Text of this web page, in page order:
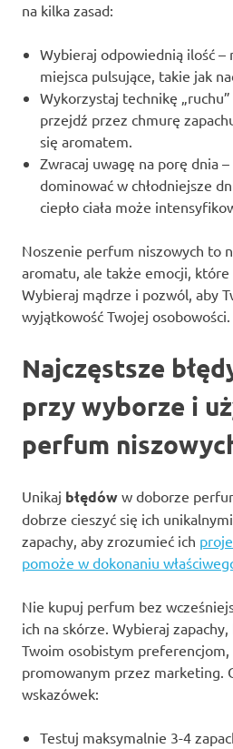
na kilka zasad:
Wybieraj odpowiednią ilość –
miejsca pulsujące, takie jak
Wykorzystaj technikę
przejdź przez chmurę
się aromatem.
Zwracaj uwagę na porę dnia
dominować w chłodniejsze
ciepło ciała może
Noszenie perfum niszowych to
aromatu, ale także emocji, które
Wybieraj mądrze i pozwól, aby
wyjątkowość Twojej osobowości.
Najczęstsze
przy wyborze i
perfum
Unikaj błędów w doborze
dobrze cieszyć się ich
zapachy, aby zrozumieć ich
pomoże w dokonaniu
Nie kupuj perfum bez
ich na skórze. Wybieraj
Twoim osobistym
promowanym przez marketing.
wskazówek:
Testuj maksymalnie 3-4